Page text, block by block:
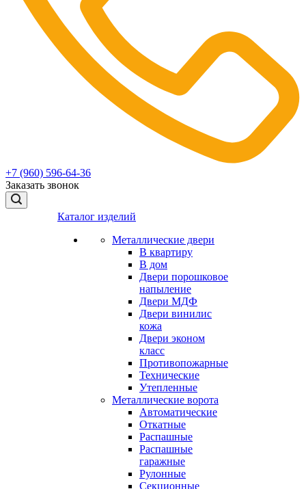
+7 (960) 596-64-36
Заказать звонок
Каталог изделий
Металлические двери
В квартиру
В дом
Двери порошковое
напыление
Двери МДФ
Двери винилиc
кожа
Двери эконом
класс
Противопожарные
Технические
Утепленные
Металлические ворота
Автоматические
Откатные
Распашные
Распашные
гаражные
Рулонные
Секционные